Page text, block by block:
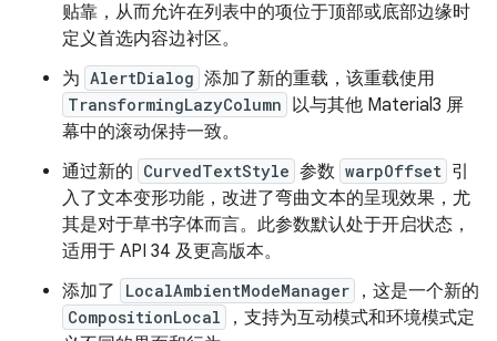
贴靠，从而允许在列表中的项位于顶部或底部边缘时
定义首选内容边衬区。
为 AlertDialog 添加了新的重载，该重载使用
TransformingLazyColumn 以与其他 Material3 屏
幕中的滚动保持一致。
通过新的 CurvedTextStyle 参数 warpOffset 引
入了文本变形功能，改进了弯曲文本的呈现效果，尤
其是对于草书字体而言。此参数默认处于开启状态，
适用于 API 34 及更高版本。
添加了
LocalAmbientModeManager ，这是一个新的
CompositionLocal
，支持为互动模式和环境模式定